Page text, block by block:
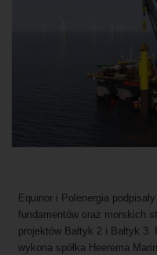
Equinor i Polenergia
fundamentów oraz morskich
projektów Bałtyk 2 i Bałtyk
wykona spółka Heerema